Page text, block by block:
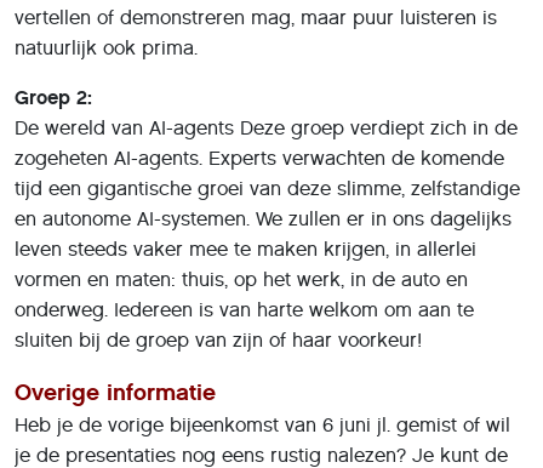
vertellen of demonstreren mag, maar puur luisteren is
natuurlijk ook prima.
Groep 2:
De wereld van AI-agents Deze groep verdiept zich in de
zogeheten AI-agents. Experts verwachten de komende
tijd een gigantische groei van deze slimme, zelfstandige
en autonome AI-systemen. We zullen er in ons dagelijks
leven steeds vaker mee te maken krijgen, in allerlei
vormen en maten: thuis, op het werk, in de auto en
onderweg. Iedereen is van harte welkom om aan te
sluiten bij de groep van zijn of haar voorkeur!
Overige informatie
Heb je de vorige bijeenkomst van 6 juni jl. gemist of wil
je de presentaties nog eens rustig nalezen? Je kunt de